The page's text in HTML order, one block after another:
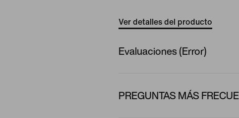
Ver detalles del producto
Evaluaciones (Error)
PREGUNTAS MÁS